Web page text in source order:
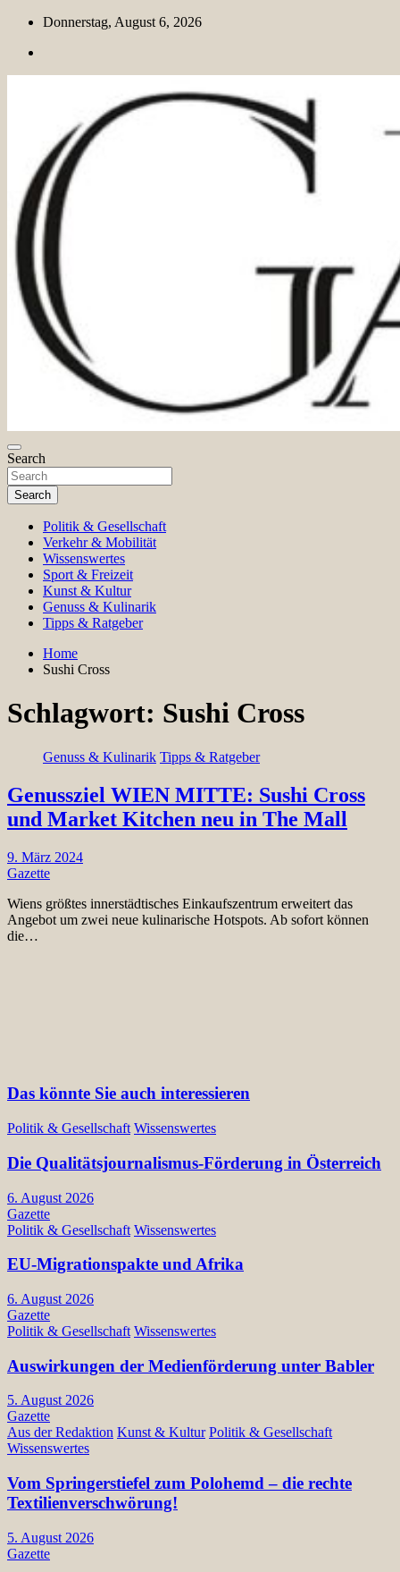
Skip
content
Donnerstag, August 6, 2026
Gazette Oesterreich
Magazin für Freizeit, Politik, Kultur & Wissenschaft
Search
Search
Politik & Gesellschaft
Verkehr & Mobilität
Wissenswertes
Sport & Freizeit
Kunst & Kultur
Genuss & Kulinarik
Tipps & Ratgeber
Home
Sushi Cross
Schlagwort: Sushi Cross
Genuss & Kulinarik Tipps & Ratgeber
Genussziel WIEN MITTE: Sushi Cross
und Market Kitchen neu in The Mall
9. März 2024
Gazette
Wiens größtes innerstädtisches Einkaufszentrum erweitert das
Angebot um zwei neue kulinarische Hotspots. Ab sofort können
die…
Das könnte Sie auch interessieren
Politik & Gesellschaft Wissenswertes
Die Qualitätsjournalismus-Förderung in Österreich
6. August 2026
Gazette
Politik & Gesellschaft Wissenswertes
EU-Migrationspakte und Afrika
6. August 2026
Gazette
Politik & Gesellschaft Wissenswertes
Auswirkungen der Medienförderung unter Babler
5. August 2026
Gazette
Aus der Redaktion Kunst & Kultur Politik & Gesellschaft
Wissenswertes
Vom Springerstiefel zum Polohemd – die rechte
Textilienverschwörung!
5. August 2026
Gazette